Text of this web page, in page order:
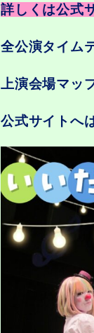
詳しくは公式
全公演タイム
上演会場マッ
公式サイトへ